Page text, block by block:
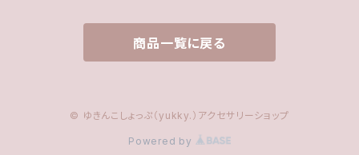
商品一覧に戻る
© ゆきんこしょっぷ（yukky.）アクセサリーショップ
Powered by